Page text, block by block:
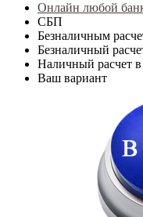
Онлайн любой
СБП
Безналичным
Безналичный
Наличный расчет в
Ваш вариант